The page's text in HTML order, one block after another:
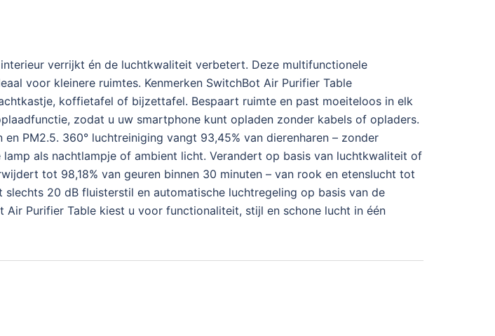
verrijkt én de luchtkwaliteit verbetert. Deze multifunctionele
voor kleinere ruimtes. Kenmerken SwitchBot Air Purifier Table
koffietafel of bijzettafel. Bespaart ruimte en past moeiteloos in elk
zodat u uw smartphone kunt opladen zonder kabels of opladers.
PM2.5. 360° luchtreiniging vangt 93,45% van dierenharen – zonder
als nachtlampje of ambient licht. Verandert op basis van luchtkwaliteit of
tot 98,18% van geuren binnen 30 minuten – van rook en etenslucht tot
20 dB fluisterstil en automatische luchtregeling op basis van de
Purifier Table kiest u voor functionaliteit, stijl en schone lucht in één